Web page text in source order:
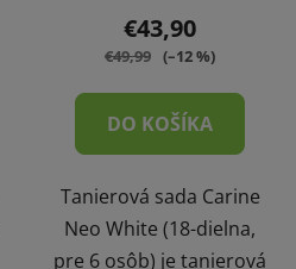
€43,90
€49,99 (–12 %)
DO KOŠÍKA
Tanierová sada Carine
Neo White (18-dielna,
pre 6 osôb) je tanierová